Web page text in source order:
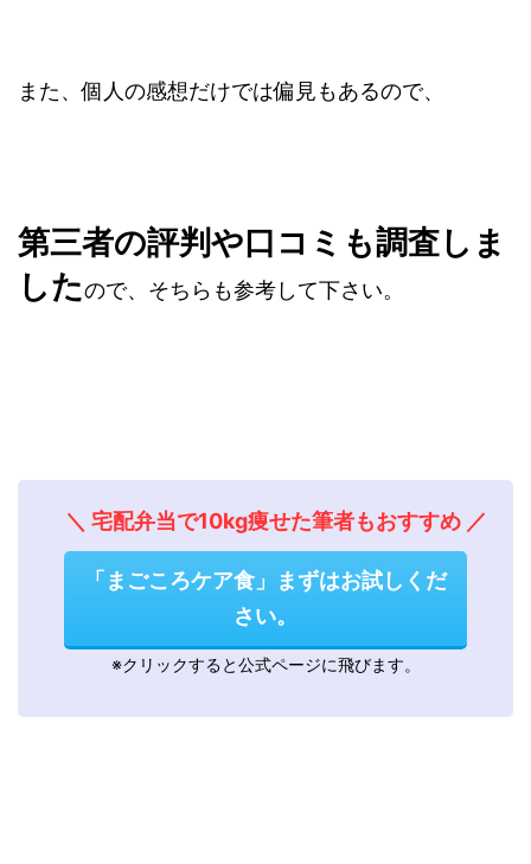
また、個人の感想だけでは偏見もあるので、
第三者の評判や口コミも調査しま
したので、そちらも参考して下さい。
＼ 宅配弁当で10kg痩せた筆者もおすすめ ／
「まごころケア食」まずはお試しくだ
さい。
※クリックすると公式ページに飛びます。